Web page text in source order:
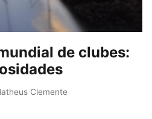
de clubes:
Clemente